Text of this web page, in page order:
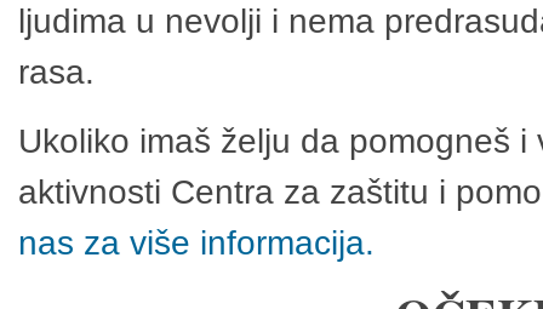
ljudima u nevolji i nema
rasa.
Ukoliko imaš želju da pomogneš
aktivnosti Centra za zaštitu i
nas za više informacija.